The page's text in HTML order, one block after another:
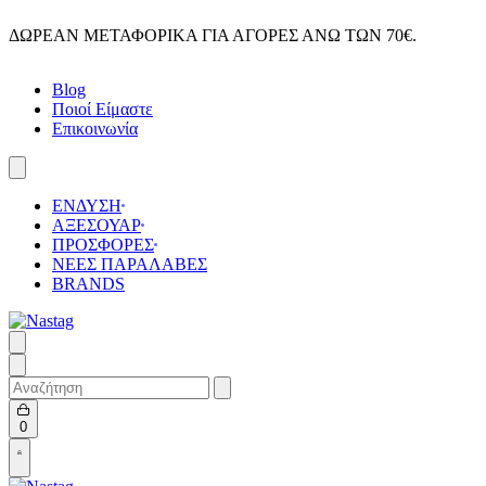
to
ΔΩΡΕΑΝ ΜΕΤΑΦΟΡΙΚΑ ΓΙΑ ΑΓΟΡΕΣ ΑΝΩ ΤΩΝ 70€.
Blog
Ποιοί Είμαστε
Επικοινωνία
ΕΝΔΥΣΗ
ΑΞΕΣΟΥΑΡ
ΠΡΟΣΦΟΡΕΣ
ΝΕΕΣ ΠΑΡΑΛΑΒΕΣ
BRANDS
Search
for:
0Open
cart
Open
details